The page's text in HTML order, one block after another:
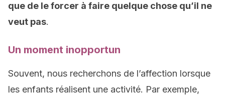
que de le forcer à faire quelque chose qu’il ne
veut pas.
Un moment inopportun
Souvent, nous recherchons de l’affection lorsque
les enfants réalisent une activité. Par exemple,